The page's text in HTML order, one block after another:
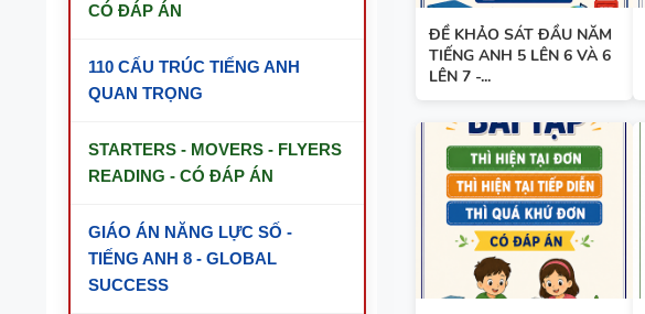
CÓ ĐÁP ÁN
110 CẤU TRÚC TIẾNG ANH
QUAN TRỌNG
STARTERS - MOVERS - FLYERS
READING - CÓ ĐÁP ÁN
GIÁO ÁN NĂNG LỰC SỐ -
TIẾNG ANH 8 - GLOBAL
SUCCESS
ĐỀ KHẢO SÁT ĐẦU NĂM
TIẾNG ANH 5 LÊN 6 VÀ 6
LÊN 7 -...